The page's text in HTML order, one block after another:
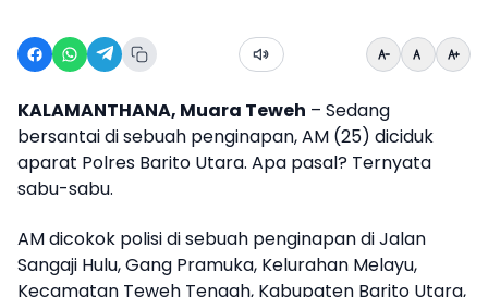
KALAMANTHANA, Muara Teweh – Sedang
bersantai di sebuah penginapan, AM (25) diciduk
aparat Polres Barito Utara. Apa pasal? Ternyata
sabu-sabu.
AM dicokok polisi di sebuah penginapan di Jalan
Sangaji Hulu, Gang Pramuka, Kelurahan Melayu,
Kecamatan Teweh Tengah, Kabupaten Barito Utara,